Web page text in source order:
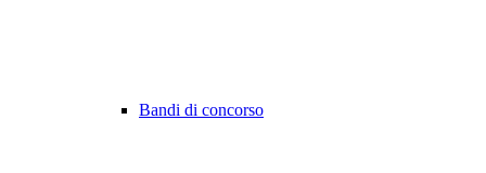
Bandi di concorso